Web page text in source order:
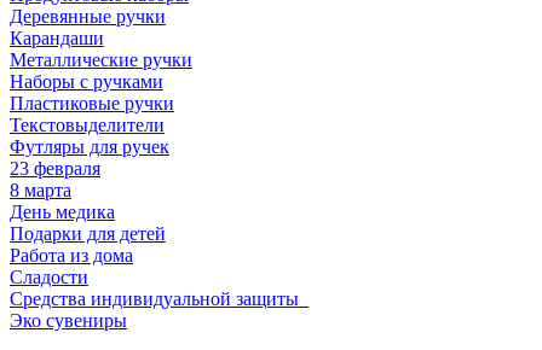
Деревянные ручки
Карандаши
Металлические ручки
Наборы с ручками
Пластиковые ручки
Текстовыделители
Футляры для ручек
23 февраля
8 марта
День медика
Подарки для детей
Работа из дома
Сладости
Средства индивидуальной защиты_
Эко сувениры